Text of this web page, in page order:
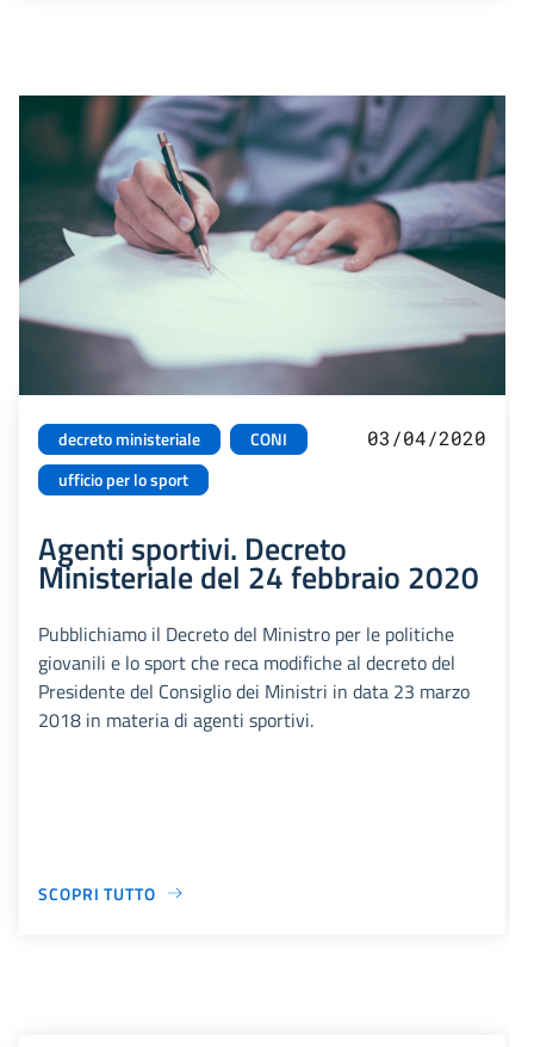
decreto ministeriale
CONI
ufficio per lo sport
03/04/2020
Agenti sportivi. Decreto
Ministeriale del 24 febbraio 2020
Pubblichiamo il Decreto del Ministro per le politiche
giovanili e lo sport che reca modifiche al decreto del
Presidente del Consiglio dei Ministri in data 23 marzo
2018 in materia di agenti sportivi.
SCOPRI TUTTO